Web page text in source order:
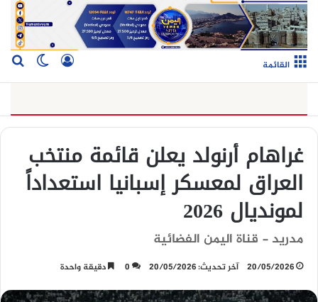
تسجيل القائمة
غراهام أرنولد يعلن قائمة منتخب
العراق لمعسكر إسبانيا استعداداً
لمونديال 2026
مدريد - قناة اليمن الفضائية
20/05/2026 آخر تحديث: 20/05/2026 0 دقيقة واحدة